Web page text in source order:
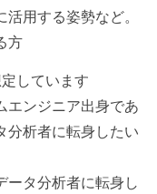
用する姿勢など。
方
しています
エンジニア出身であ
分析者に転身したい
ータ分析者に転身し